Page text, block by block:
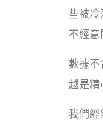
些被
不經意
數據不
越是精
我們